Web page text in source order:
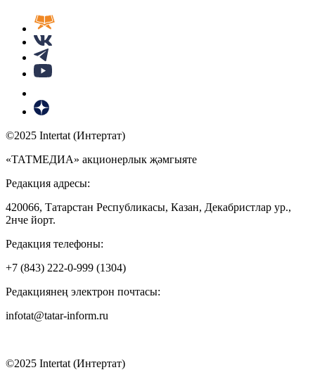
©2025 Intertat (Интертат)
«ТАТМЕДИА» акционерлык җәмгыяте
Редакция адресы:
420066, Татарстан Республикасы, Казан, Декабристлар ур.,
2нче йорт.
Редакция телефоны:
+7 (843) 222-0-999 (1304)
Редакциянең электрон почтасы:
infotat@tatar-inform.ru
©2025 Intertat (Интертат)